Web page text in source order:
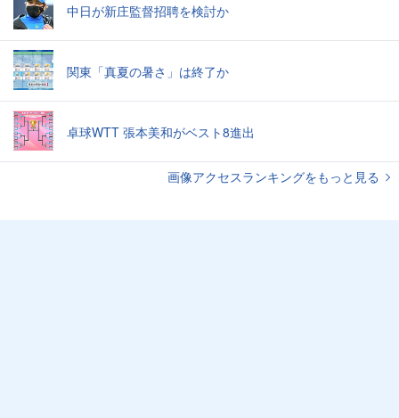
中日が新庄監督招聘を検討か
関東「真夏の暑さ」は終了か
卓球WTT 張本美和がベスト8進出
画像アクセスランキングをもっと見る